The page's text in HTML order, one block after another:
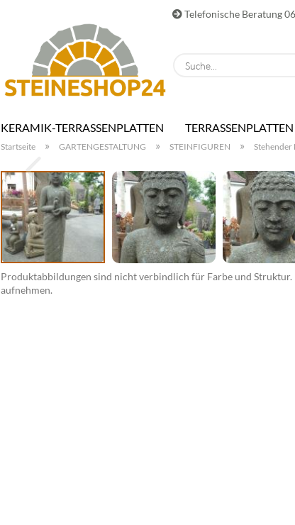
Telefonische Beratung
KERAMIK-TERRASSENPLATTEN TERRASSENPLATTEN
Startseite » GARTENGESTALTUNG » STEINFIGUREN » Stehender
Produktabbildungen sind nicht verbindlich für Farbe und
aufnehmen.